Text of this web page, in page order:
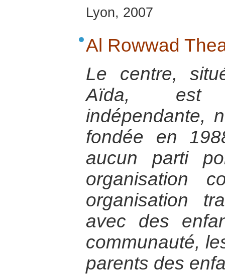
Lyon, 2007
Al Rowwad
Le centre,
Aïda, est
indépendante,
fondée en
aucun parti
organisation
organisation
avec des
communauté,
parents des